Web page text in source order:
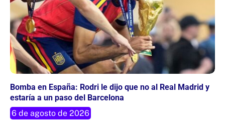
Bomba en España: Rodri le dijo que no al Real Madrid y
estaría a un paso del Barcelona
6 de agosto de 2026